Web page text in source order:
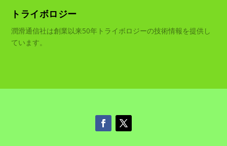
トライボロジー
潤滑通信社は創業以来50年トライボロジーの技術情報を提供し
ています。